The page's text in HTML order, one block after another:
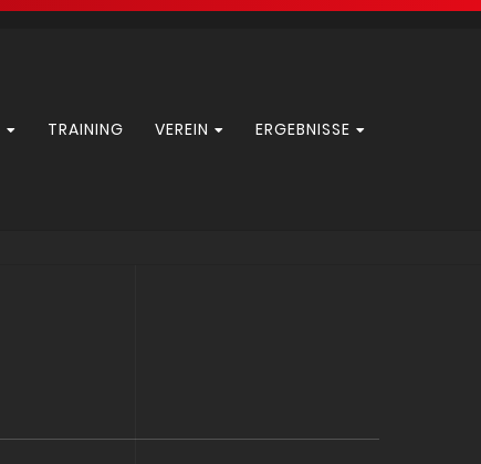
TRAINING VEREIN ERGEBNISSE